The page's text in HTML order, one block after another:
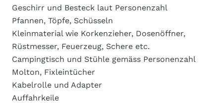
Geschirr und Besteck laut Personenzahl
Pfannen, Töpfe, Schüsseln
Kleinmaterial wie Korkenzieher, Dosenöffner,
Rüstmesser, Feuerzeug, Schere etc.
Campingtisch und Stühle gemäss Personenzahl
Molton, Fixleintücher
Kabelrolle und Adapter
Auffahrkeile